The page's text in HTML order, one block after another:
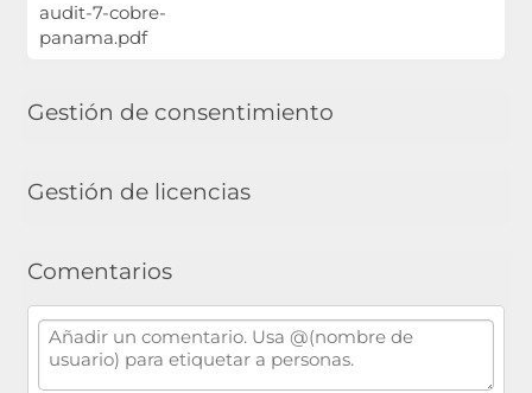
audit-7-cobre-
panama.pdf
Gestión de consentimiento
Gestión de licencias
Comentarios